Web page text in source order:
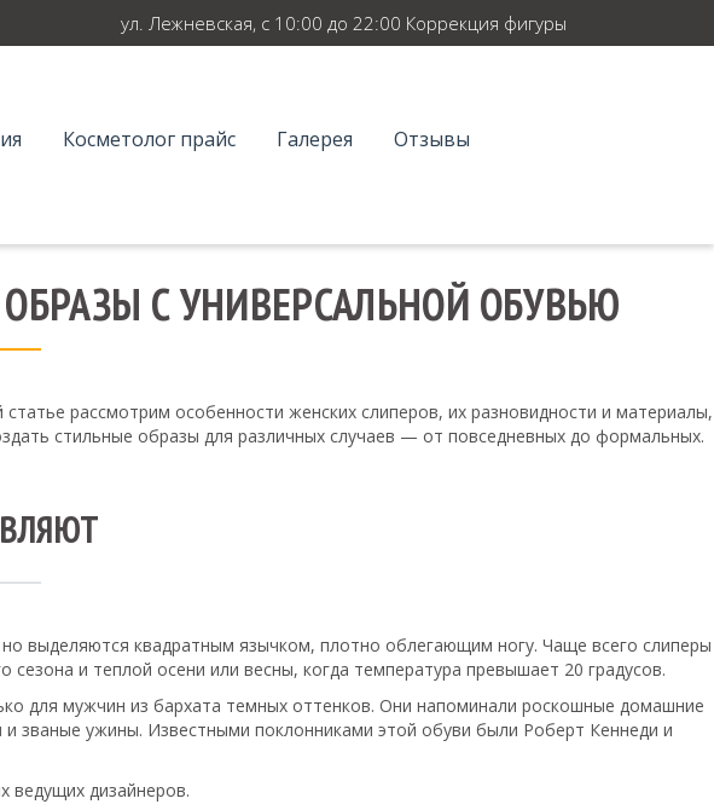
ул. Лежневская, с 10:00 до 22:00 Коррекция фигуры
Косметолог прайс Галерея
Отзывы
С УНИВЕРСАЛЬНОЙ ОБУВЬЮ
рассмотрим особенности женских слиперов, их разновидности и материалы,
стильные образы для различных случаев — от повседневных до формальных.
выделяются квадратным язычком, плотно облегающим ногу. Чаще всего слиперы
и теплой осени или весны, когда температура превышает 20 градусов.
для мужчин из бархата темных оттенков. Они напоминали роскошные домашние
званые ужины. Известными поклонниками этой обуви были Роберт Кеннеди и
ведущих дизайнеров.